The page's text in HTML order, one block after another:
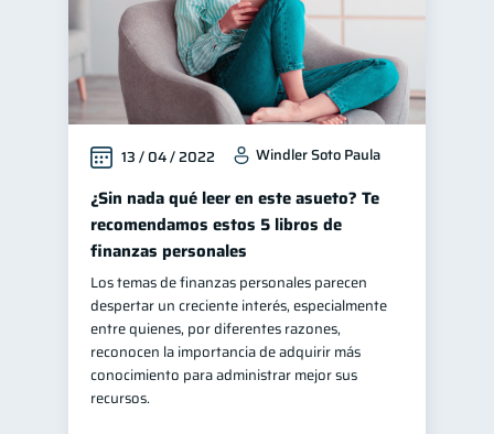
13 / 04 / 2022 Windler Soto Paula
¿Sin nada qué leer en este asueto? Te
recomendamos estos 5 libros de
finanzas personales
Los temas de finanzas personales parecen
despertar un creciente interés, especialmente
entre quienes, por diferentes razones,
reconocen la importancia de adquirir más
conocimiento para administrar mejor sus
recursos.